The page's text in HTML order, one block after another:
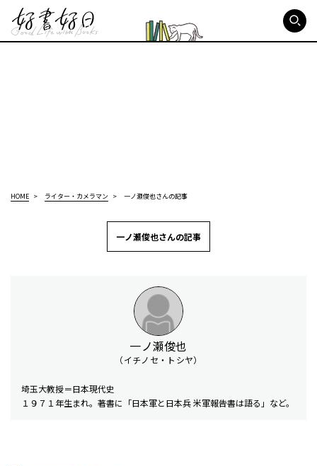
HOME ライター・カメラマン 一ノ瀬俊也さんの記事
一ノ瀬俊也さんの記事
一ノ瀬俊也
（イチノセ・トシヤ）
埼玉大教授＝日本現代史
１９７１年生まれ。著書に「日本軍と日本兵 米軍報告書は語る」など。